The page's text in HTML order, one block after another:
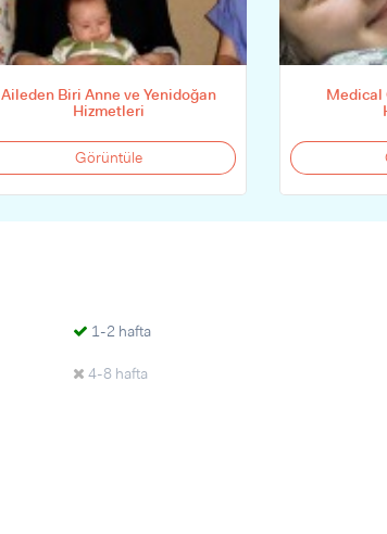
Aileden Biri Anne ve Yenidoğan
Hizmetleri
Görüntüle
Medical
1-2 hafta
4-8 hafta